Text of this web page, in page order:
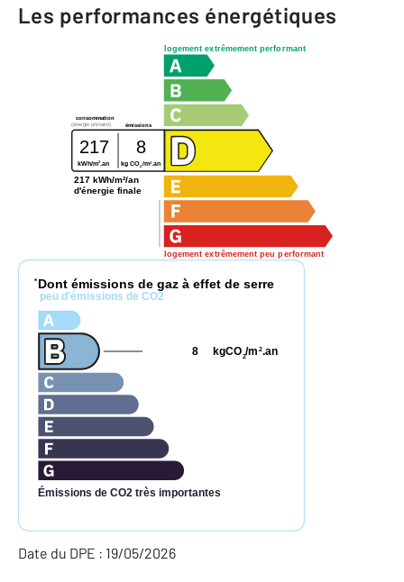
Les performances énergétiques
logement extrêmement performant
logement extrêmement peu performant
consommation
émissions
(énergie primaire)
217 8
kWh/m2.an kg CO2 /m2 .an
217 kWh/m²/an
d'énergie finale
* Dont émissions de gaz à effet de serre
peu d'émissions de CO2
Émissions de CO2 très importantes
kgCO2/m 2.an
8
Date du DPE : 19/05/2026